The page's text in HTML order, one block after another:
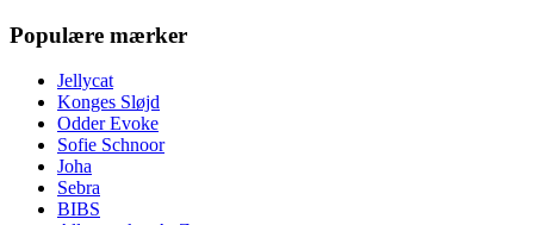
Populære mærker
Jellycat
Konges Sløjd
Odder Evoke
Sofie Schnoor
Joha
Sebra
BIBS